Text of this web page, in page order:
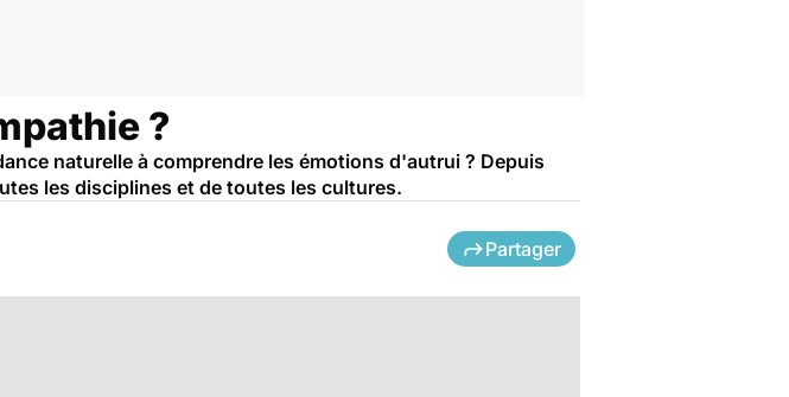
?
naturelle à comprendre les émotions d'autrui ? Depuis
les disciplines et de toutes les cultures.
Partager